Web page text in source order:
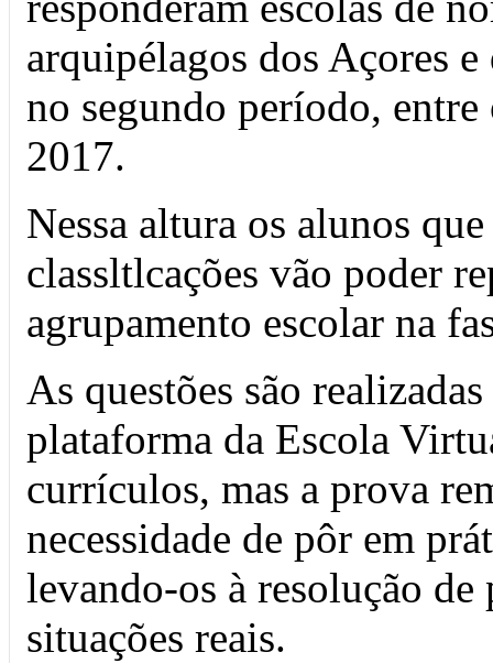
arquipélagos dos Açores
no segundo período,
2017.
Nessa altura os alunos
classltlcações vão poder
agrupamento escolar na
As questões são
plataforma da Escola
currículos, mas a prova
necessidade de pôr em
levando-os à resolução
situações reais.